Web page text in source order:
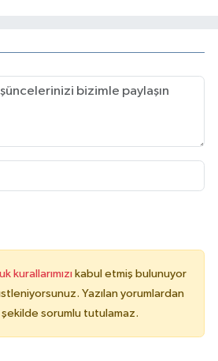
kurallarımızı kabul etmiş bulunuyor
Yazılan yorumlardan
sorumlu tutulamaz.